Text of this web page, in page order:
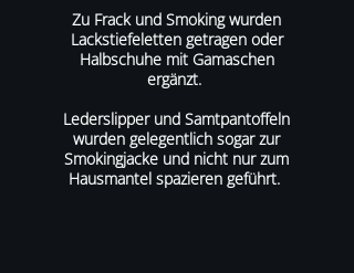
Zu Frack und Smoking wurden
Lackstiefeletten getragen oder
Halbschuhe mit Gamaschen
ergänzt.
Lederslipper und Samtpantoffeln
wurden gelegentlich sogar zur
Smokingjacke und nicht nur zum
Hausmantel spazieren geführt.